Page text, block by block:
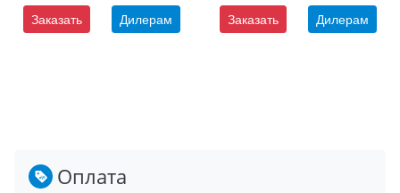
Заказать Дилерам Заказать Дилерам
Оплата